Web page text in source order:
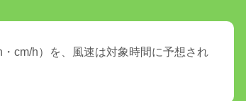
cm/h）を、風速は対象時間に予想され